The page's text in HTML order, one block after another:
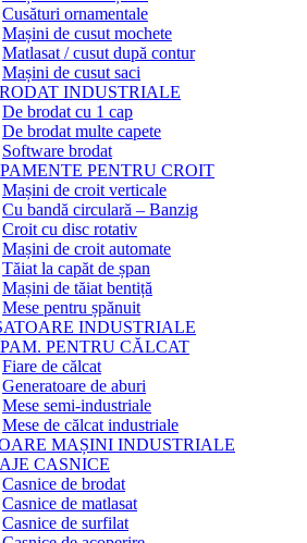
Cusături ornamentale
Mașini de cusut mochete
Matlasat / cusut după contur
Mașini de cusut saci
INDUSTRIALE
De brodat cu 1 cap
De brodat multe capete
Software brodat
PENTRU CROIT
Mașini de croit verticale
Cu bandă circulară – Banzig
Croit cu disc rotativ
Mașini de croit automate
Tăiat la capăt de șpan
Mașini de tăiat bentiță
Mese pentru șpănuit
INDUSTRIALE
PENTRU CĂLCAT
Fiare de călcat
Generatoare de aburi
Mese semi-industriale
Mese de călcat industriale
MAȘINI INDUSTRIALE
CASNICE
Casnice de brodat
Casnice de matlasat
Casnice de surfilat